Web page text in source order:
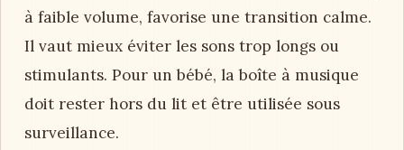
à faible volume, favorise une transition calme.
Il vaut mieux éviter les sons trop longs ou
stimulants. Pour un bébé, la boîte à musique
doit rester hors du lit et être utilisée sous
surveillance.